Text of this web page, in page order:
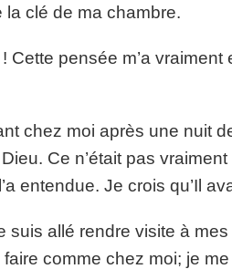
la clé de ma chambre.
! Cette pensée m’a
chez moi après une nuit
Ce n’était pas
entendue. Je crois qu’Il
suis allé rendre visite à
comme chez moi; je